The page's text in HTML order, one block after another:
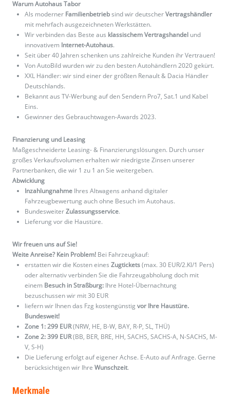
Warum Autohaus Tabor
Als moderner Familienbetriebsind wir deutscherVertragshändler
mit mehrfach ausgezeichneten Werkstätten.
Wir verbinden das Beste aus klassischem Vertragshandel und
innovativem Internet-Autohaus.
Seit über 40 Jahren schenken uns zahlreiche Kunden ihr Vertrauen!
Von AutoBild wurden wir zu den besten Autohändlern 2020 gekürt.
XXL Händler: wir sind einer der größten Renault & Dacia Händler
Deutschlands.
Bekannt aus TV-Werbung auf den Sendern Pro7, Sat.1 und Kabel
Eins.
Gewinner des Gebrauchtwagen-Awards 2023.
Finanzierung und Leasing
Maßgeschneiderte Leasing- & Finanzierungslösungen. Durch unser
großes Verkaufsvolumen erhalten wir niedrigste Zinsen unserer
Partnerbanken, die wir 1 zu 1 an Sie weitergeben.
Abwicklung
Inzahlungnahme Ihres Altwagens anhand digitaler
Fahrzeugbewertung auch ohne Besuch im Autohaus.
BundesweiterZulassungsservice.
Lieferung vor die Haustüre.
Wir freuen uns auf Sie!
Weite Anreise? Kein Problem! Bei Fahrzeugkauf:
erstatten wir die Kosten eines Zugtickets(max. 30 EUR/2.Kl/1 Pers)
oder alternativ verbinden Sie die Fahrzeugabholung doch mit
einem Besuch in Straßburg: Ihre Hotel-Übernachtung
bezuschussen wir mit 30 EUR
liefern wir Ihnen das Fzg kostengünstig vor Ihre Haustüre.
Bundesweit!
Zone 1: 299 EUR(NRW, HE, B-W, BAY, R-P, SL, THÜ)
Zone 2: 399 EUR(BB, BER, BRE, HH, SACHS, SACHS-A, N-SACHS, M-
V, S-H)
Die Lieferung erfolgt auf eigener Achse. E-Auto auf Anfrage. Gerne
berücksichtigen wir Ihre Wunschzeit.
Merkmale